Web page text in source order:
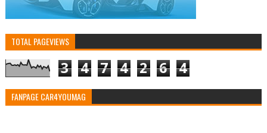
TOTAL PAGEVIEWS
3 4 7 4 2 6 4
FANPAGE CAR4YOUMAG